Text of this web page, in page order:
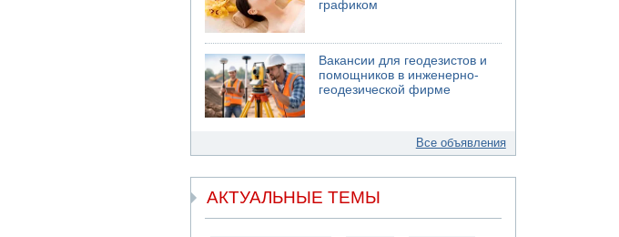
графиком
Вакансии для геодезистов и
помощников в инженерно-
геодезической фирме
Все объявления
АКТУАЛЬНЫЕ ТЕМЫ